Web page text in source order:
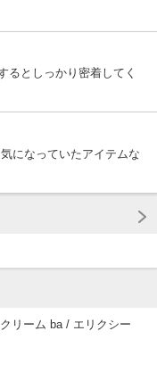
るとしっかり密着してく
になっていたアイテムな
リーム ba / エリクシー